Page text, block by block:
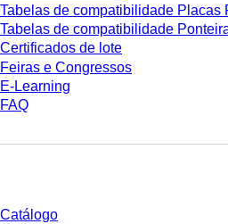
Tabelas de compatibilidade Placas
Tabelas de compatibilidade
Certificados de lote
Feiras e Congressos
E-Learning
FAQ
Catálogo